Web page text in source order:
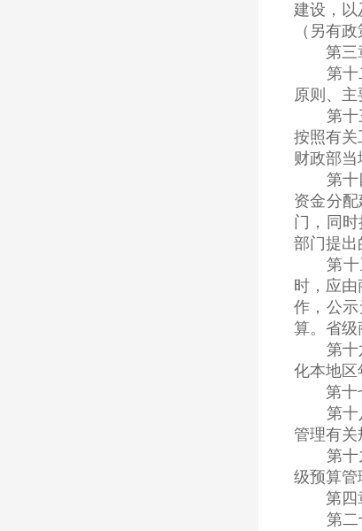
建设，以
（另有
第三章
第十二
原则、主
第十三
按照有关
财政部当
第十四
资金分
门，同
部门提出
第十五
时，应
作，公
算。省级
第十六
化本地区
第十七
第十八
管理有关
第十九
级预算管
第四章
第二十